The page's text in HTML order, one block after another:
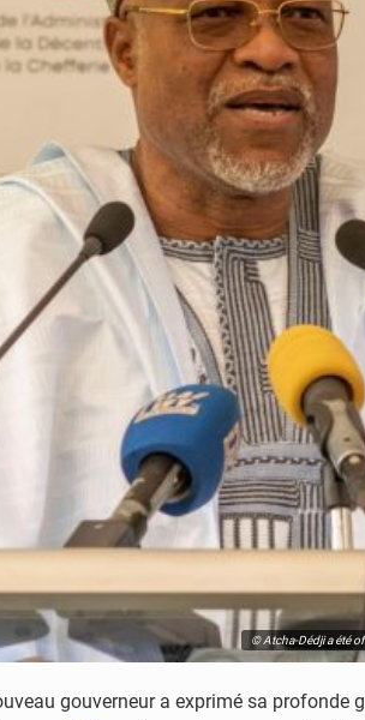
© Atcha-Dédji a été
gouverneur a exprimé sa